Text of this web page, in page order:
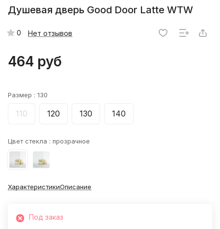
Душевая дверь Good Door Latte WTW
0 Нет отзывов
464 руб
Размер : 130
110 120 130 140
Цвет стекла : прозрачное
ХарактеристикиОписание
Под заказ